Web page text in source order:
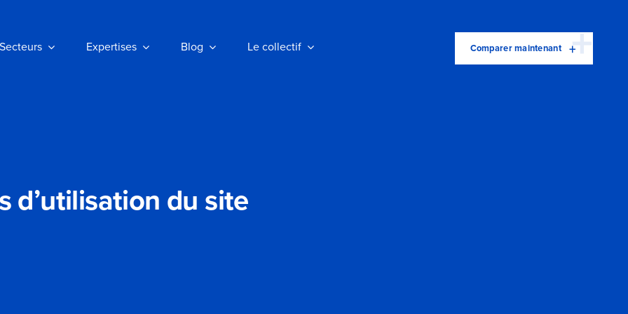
Secteurs Expertises Blog Le collectif Comparer maintenant
Secteurs Expertises Blog Le collectif Comparer maintenant
d’utilisation du site